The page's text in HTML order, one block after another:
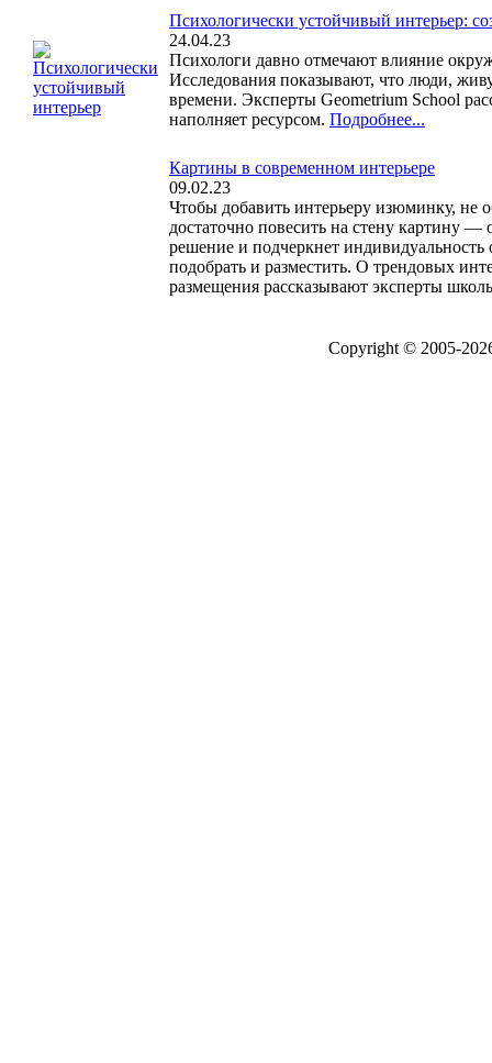
Психологически устойчивый интерьер:
24.04.23
Психологи давно отмечают влияние
Исследования показывают, что люди,
времени. Эксперты Geometrium School
наполняет ресурсом. Подробнее...
Картины в современном интерьере
09.02.23
Чтобы добавить интерьеру изюминку, не
достаточно повесить на стену картину
решение и подчеркнет
подобрать и разместить. О трендовых
размещения рассказывают эксперты
Copyright © 2005-